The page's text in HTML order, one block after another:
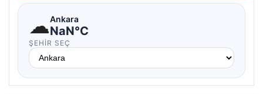
☁Ankara
NaN°C
ŞEHIR SEÇ